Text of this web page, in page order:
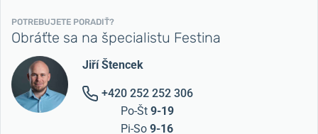
POTREBUJETE PORADIŤ?
Obráťte sa na špecialistu Festina
Jiří Štencek
+420 252 252 306
Po-Št 9-19
Pi-So 9-16